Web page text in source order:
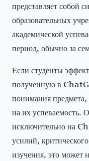
представляет собой
образовательных
академической
период, обычно за
Если студенты
полученную в
понимания
на их успеваемость.
исключительно на
усилий,
изучения, это может